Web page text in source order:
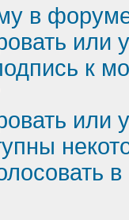
в
или
к
или